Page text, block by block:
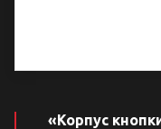
«Корпус